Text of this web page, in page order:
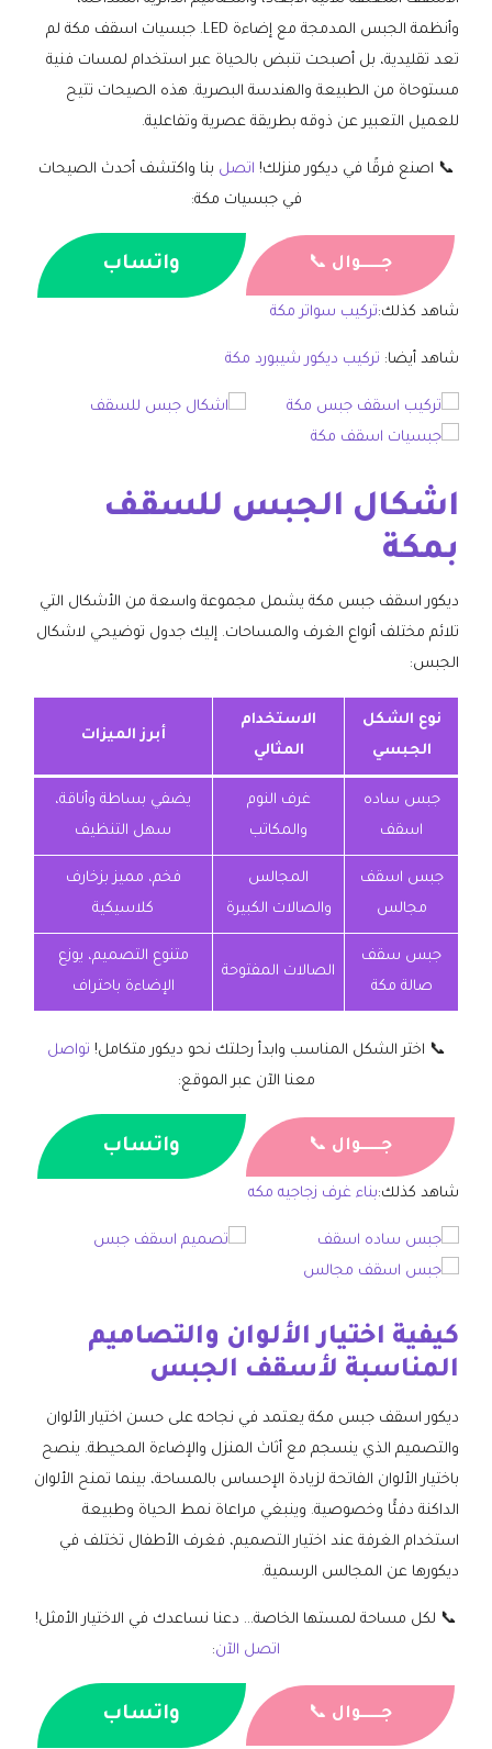
وأنظمة الجبس المدمجة مع إضاءة LED. جبسيات اسقف مكة لم
تعد تقليدية، بل أصبحت تنبض بالحياة عبر استخدام لمسات فنية
مستوحاة من الطبيعة والهندسة البصرية. هذه الصيحات تتيح
للعميل التعبير عن ذوقه بطريقة عصرية وتفاعلية.
📞 اصنع فرقًا في ديكور منزلك! اتصل بنا واكتشف أحدث الصيحات
في جبسيات مكة:
جــــــوال 📞 واتساب
شاهد كذلك:تركيب سواتر مكة
شاهد أيضا: تركيب ديكور شيبورد مكة
اشكال الجبس للسقف
بمكة
ديكور اسقف جبس مكة يشمل مجموعة واسعة من الأشكال التي
تلائم مختلف أنواع الغرف والمساحات. إليك جدول توضيحي لاشكال
الجبس:
نوع الشكل
الجبسي
الاستخدام
المثالي
أبرز الميزات
جبس ساده
اسقف
غرف النوم
والمكاتب
يضفي بساطة وأناقة،
سهل التنظيف
جبس اسقف
مجالس
المجالس
والصالات الكبيرة
فخم، مميز بزخارف
كلاسيكية
جبس سقف
صالة مكة
الصالات المفتوحة
متنوع التصميم، يوزع
الإضاءة باحتراف
📞 اختر الشكل المناسب وابدأ رحلتك نحو ديكور متكامل! تواصل
معنا الآن عبر الموقع:
جــــــوال 📞 واتساب
شاهد كذلك:بناء غرف زجاجيه مكه
كيفية اختيار الألوان والتصاميم
المناسبة لأسقف الجبس
ديكور اسقف جبس مكة يعتمد في نجاحه على حسن اختيار الألوان
والتصميم الذي ينسجم مع أثاث المنزل والإضاءة المحيطة. ينصح
باختيار الألوان الفاتحة لزيادة الإحساس بالمساحة، بينما تمنح الألوان
الداكنة دفئًا وخصوصية. وينبغي مراعاة نمط الحياة وطبيعة
استخدام الغرفة عند اختيار التصميم، فغرف الأطفال تختلف في
ديكورها عن المجالس الرسمية.
📞 لكل مساحة لمستها الخاصة… دعنا نساعدك في الاختيار الأمثل!
اتصل الآن:
جــــــوال 📞 واتساب